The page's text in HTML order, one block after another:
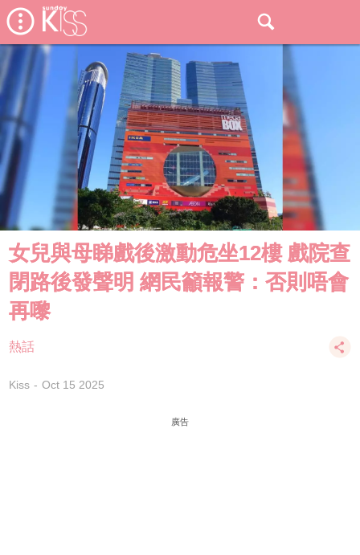
女兒與母睇戲後激動危坐12樓 戲院查
閉路後發聲明 網民籲報警：否則唔會
再嚟
熱話
Kiss Oct 15 2025
廣告